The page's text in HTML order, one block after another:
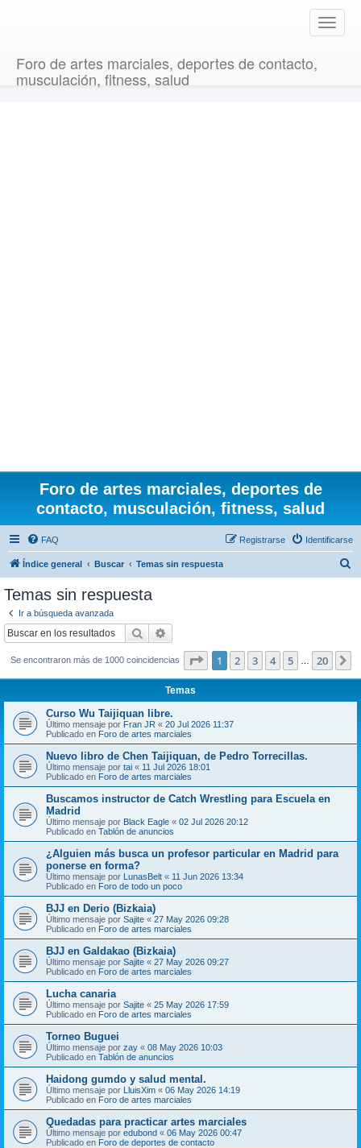
T
o
Foro de artes marciales, deportes de contacto,
musculación, fitness, salud
Foro de artes marciales, deportes de
contacto, musculación, fitness, salud
FAQ Identificarse
Registrarse
Índice general Buscar Temas sin respuesta
Temas sin respuesta
Ir a búsqueda avanzada
Buscar
Se encontraron más de 1000 coincidencias Página de 20
1 2 3 4 5 20
Temas
Curso Wu Taijiquan libre.
Último mensaje por Fran JR « 20 Jul 2026 11:37
Publicado en Foro de artes marciales
Nuevo libro de Chen Taijiquan, de Pedro Torrecillas.
Último mensaje por tai « 11 Jul 2026 18:01
Publicado en Foro de artes marciales
Buscamos instructor de Catch Wrestling para Escuela en
Madrid
Último mensaje por Black Eagle « 02 Jul 2026 20:12
Publicado en Tablón de anuncios
¿Alguien más busca un profesor particular en Madrid para
ponerse en forma?
Último mensaje por LunasBelt « 11 Jun 2026 13:34
Publicado en Foro de todo un poco
BJJ en Derio (Bizkaia)
Último mensaje por Sajite « 27 May 2026 09:28
Publicado en Foro de artes marciales
BJJ en Galdakao (Bizkaia)
Último mensaje por Sajite « 27 May 2026 09:27
Publicado en Foro de artes marciales
Lucha canaria
Último mensaje por Sajite « 25 May 2026 17:59
Publicado en Foro de artes marciales
Torneo Buguei
Último mensaje por zay « 08 May 2026 10:03
Publicado en Tablón de anuncios
Haidong gumdo y salud mental.
Último mensaje por LluisXim « 06 May 2026 14:19
Publicado en Foro de artes marciales
Quedadas para practicar artes marciales
Último mensaje por edubond « 06 May 2026 00:47
Publicado en Foro de deportes de contacto